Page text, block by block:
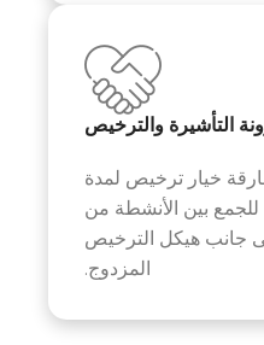
التأشيرة والترخيص
خيار ترخيص لمدة
للجمع بين الأنشطة من
جانب هيكل الترخيص
المزدوج.